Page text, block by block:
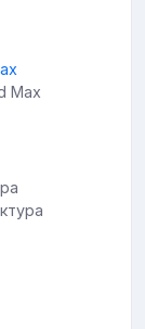
Max